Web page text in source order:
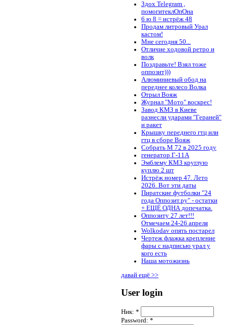
Здох Telegram ,
помогитеклОпОна
6 ю 8 = истрёж 48
Продам литровый Урал
кастом!
Мне сегодня 50...
Отличие ходовой ретро и
волк
Поздравьте! Взял тоже
оппозит)))
Алюминиевый обод на
переднее колесо Волка
Отрыл Вояж
Журнал "Мото" воскрес!
Завод КМЗ в Киеве
разнесли ударами "Гераней"
и ракет
Крышку переднего гтц или
гтц в сборе Вояж
Собрать М 72 в 2025 году
генератор Г-11А
Эмблему КМЗ круглую
куплю 2 шт
Истрёж номер 47. Лето
2026. Вот эти даты
Пиратские футболки "24
года Оппозит.ру" - остатки
+ ЕЩЁ ОДНА допечатка.
Оппозиту 27 лет!!!
Отмечаем 24-26 апреля
Wolkodav опять постарел
Чертеж флажка крепление
фары с надписью урал у
кого есть
Наша мотожизнь
давай ещё >>
User login
Ник: *
Password: *